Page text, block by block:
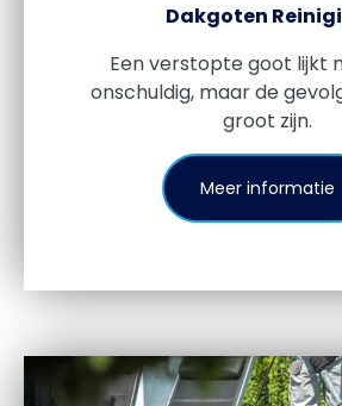
Dakgoten
Een verstopte goot lijkt
onschuldig, maar de
groot zijn.
Meer informatie